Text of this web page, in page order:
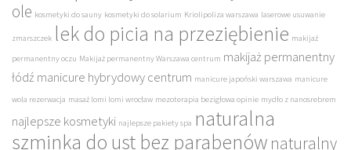
ole kosmetyki do sauny kosmetyki do solarium Kriolipoliza warszawa laserowe usuwanie
zmarszczek lek do picia na przeziębienie makijaż
permanentny oczu Makijaż permanentny Warszawa centrum makijaż permanentny
łódź manicure hybrydowy centrum manicure japoński warszawa manicure
wola rezerwacja masaż lomi lomi wrocław mezoterapia bezigłowa opinie mydło z nanosrebrem
najlepsze kosmetyki najlepsze pakiety spa naturalna
szminka do ust bez parabenów naturalny